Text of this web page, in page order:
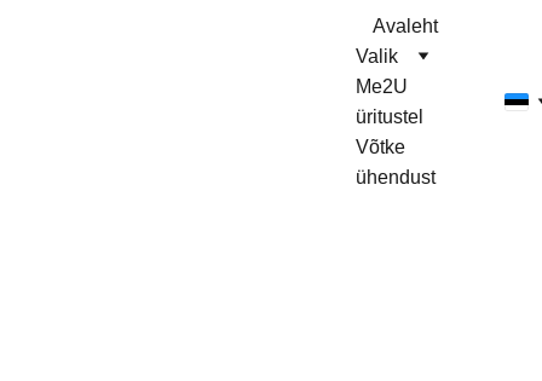
Avaleht
Valik
Me2U
üritustel
Võtke
ühendust